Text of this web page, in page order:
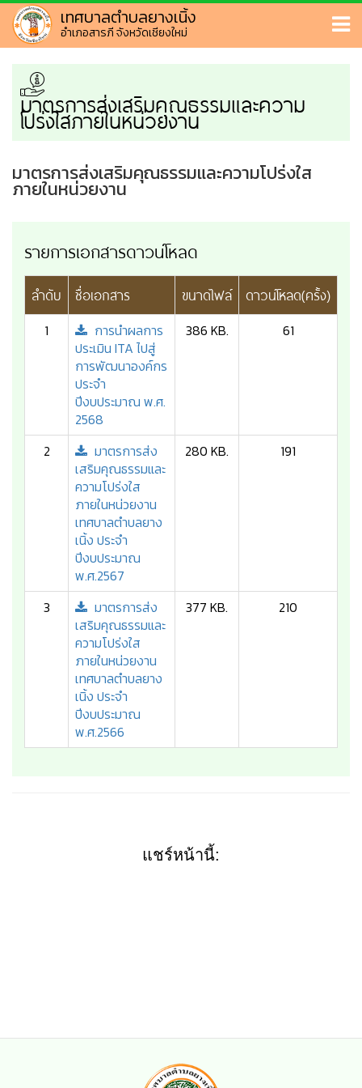
เทศบาลตำบลยางเนิ้ง
อำเภอสารภี จังหวัดเชียงใหม่
มาตรการส่งเสริมคุณธรรมและความ
โปร่งใสภายในหน่วยงาน
มาตรการส่งเสริมคุณธรรมและความโปร่งใส
ภายในหน่วยงาน
รายการเอกสารดาวน์โหลด
ลำดับ ชื่อเอกสาร ขนาดไฟล์ ดาวน์โหลด(ครั้ง)
1
การนำผลการ
ประเมิน ITA ไปสู่
การพัฒนาองค์กร
ประจำ
ปีงบประมาณ พ.ศ.
2568
386 KB. 61
2
มาตรการส่ง
เสริมคุณธรรมและ
ความโปร่งใส
ภายในหน่วยงาน
เทศบาลตำบลยาง
เนิ้ง ประจำ
ปีงบประมาณ
พ.ศ.2567
280 KB. 191
3
มาตรการส่ง
เสริมคุณธรรมและ
ความโปร่งใส
ภายในหน่วยงาน
เทศบาลตำบลยาง
เนิ้ง ประจำ
ปีงบประมาณ
พ.ศ.2566
377 KB. 210
แชร์หน้านี้: